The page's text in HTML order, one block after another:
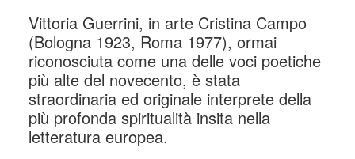
Vittoria Guerrini, in arte Cristina Campo
(Bologna 1923, Roma 1977), ormai
riconosciuta come una delle voci poetiche
più alte del novecento, è stata
straordinaria ed originale interprete della
più profonda spiritualità insita nella
letteratura europea.